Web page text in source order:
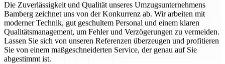
Die Zuverlässigkeit und Qualität unseres Umzugsunternehmens
Bamberg zeichnet uns von der Konkurrenz ab. Wir arbeiten mit
moderner Technik, gut geschultem Personal und einem klaren
Qualitätsmanagement, um Fehler und Verzögerungen zu vermeiden.
Lassen Sie sich von unseren Referenzen überzeugen und profitieren
Sie von einem maßgeschneiderten Service, der genau auf Sie
abgestimmt ist.